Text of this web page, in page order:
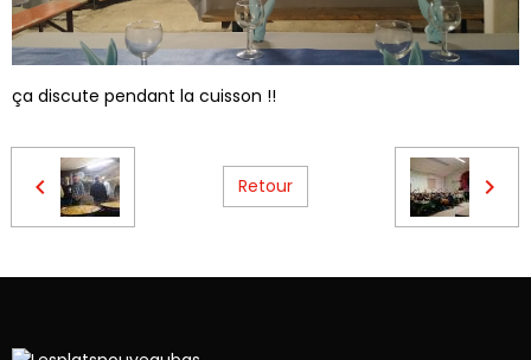
ça discute pendant la cuisson !!
Retour